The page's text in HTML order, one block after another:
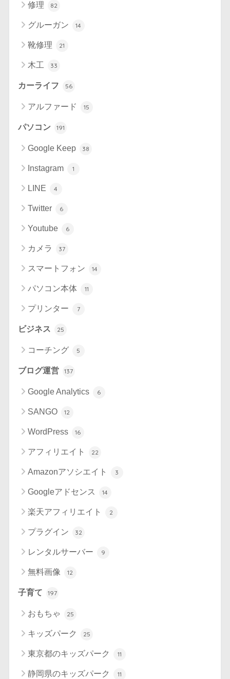
修理 82
グルーガン 14
靴修理 21
木工 33
カーライフ 56
アルファード 15
パソコン 191
Google Keep 38
Instagram 1
LINE 4
Twitter 6
Youtube 6
カメラ 37
スマートフォン 14
パソコン本体 11
プリンター 7
ビジネス 25
コーチング 5
ブログ運営 137
Google Analytics 6
SANGO 12
WordPress 16
アフィリエイト 22
Amazonアソシエイト 3
Googleアドセンス 14
楽天アフィリエイト 2
プラグイン 32
レンタルサーバー 9
無料画像 12
子育て 197
おもちゃ 25
キッズパーク 25
東京都のキッズパーク 11
静岡県のキッズパーク 11